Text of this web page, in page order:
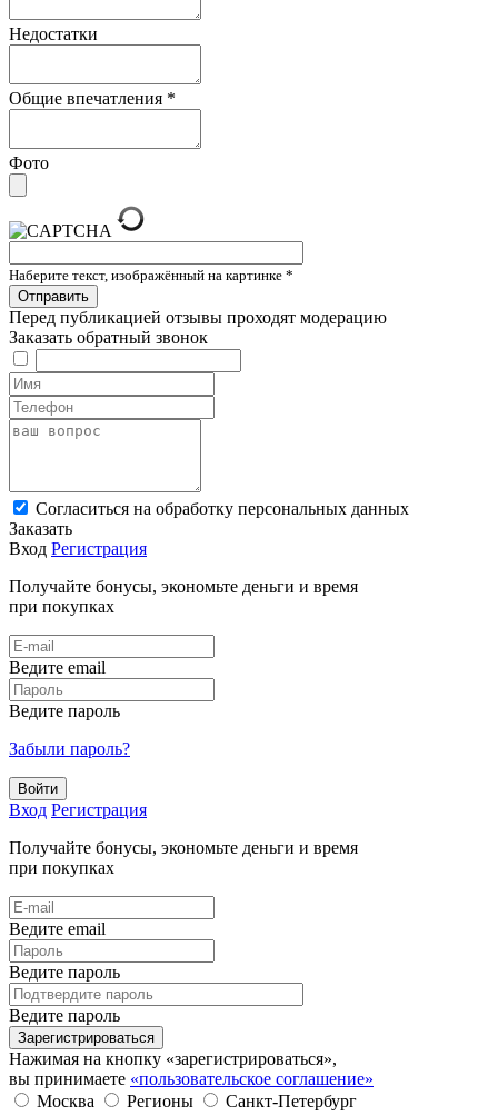
Недостатки
Общие впечатления *
Фото
Наберите текст, изображённый на картинке *
Перед публикацией отзывы проходят модерацию
Заказать обратный звонок
Cогласиться на обработку персональных данных
Заказать
Вход Регистрация
Получайте бонусы, экономьте деньги и время
при покупках
Ведите email
Ведите пароль
Забыли пароль?
Войти
Вход Регистрация
Получайте бонусы, экономьте деньги и время
при покупках
Ведите email
Ведите пароль
Ведите пароль
Зарегистрироваться
Нажимая на кнопку «зарегистрироваться»,
вы принимаете «пользовательское соглашение»
Москва
Регионы Санкт-Петербург